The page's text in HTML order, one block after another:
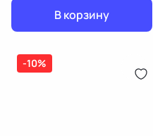
В корзину
-10%